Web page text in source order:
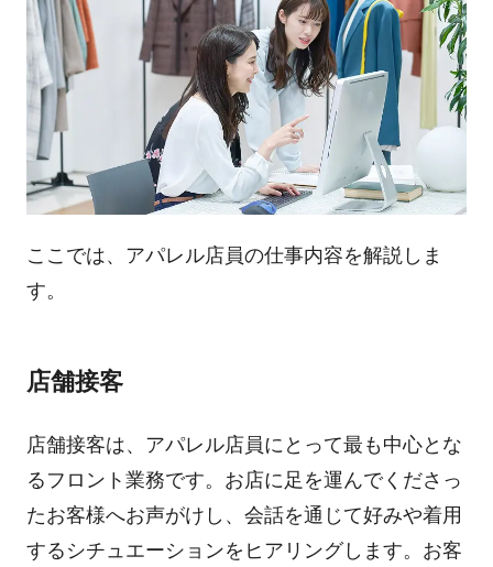
ここでは、アパレル店員の仕事内容を解説しま
す。
店舗接客
店舗接客は、アパレル店員にとって最も中心とな
るフロント業務です。お店に足を運んでくださっ
たお客様へお声がけし、会話を通じて好みや着用
するシチュエーションをヒアリングします。お客